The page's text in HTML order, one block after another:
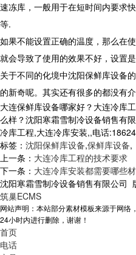
速冻库，一般用于在短时间内要求
等.
如果不能设置正确的温度，那么在
就会导致了使用的效果不好，设置
关于不同的化境中沈阳保鲜库设备
的新奇呢。其实还有很多的都没有
大连保鲜库设备哪家好？大连冷库
么样？沈阳寒霜雪制冷设备销售有
冷库工程,大连冷库安装,,电话
标签： 沈阳保鲜库设备,保鲜库设备,
上一条： 大连冷库工程的技术要求
下一条： 大连冷库安装都需要哪些
沈阳寒霜雪制冷设备销售有限公司
筑巢ECMS
网站声明：本站部分素材模板来源于网
24小时内进行删除，谢谢！
首页
电话